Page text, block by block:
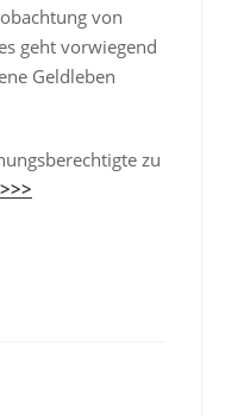
von
geht vorwiegend
Geldleben
zu
>>>